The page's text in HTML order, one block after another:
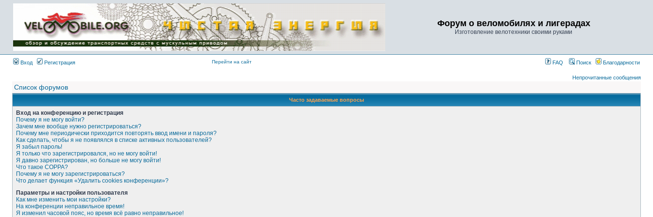
Имя пользователя:
Пароль:
{ LOG_ME_IN_SHORT
}
Форум о веломобилях и лигерадах
Изготовление велотехники своими руками
Вход Регистрация Перейти на сайт FAQ Поиск Благодарности
Непрочитанные сообщения
Список форумов
Часто задаваемые вопросы
Вход на конференцию и регистрация
Почему я не могу войти?
Зачем мне вообще нужно регистрироваться?
Почему мне периодически приходится повторять ввод имени и пароля?
Как сделать, чтобы я не появлялся в списке активных пользователей?
Я забыл пароль!
Я только что зарегистрировался, но не могу войти!
Я давно зарегистрирован, но больше не могу войти!
Что такое COPPA?
Почему я не могу зарегистрироваться?
Что делает функция «Удалить cookies конференции»?
Параметры и настройки пользователя
Как мне изменить мои настройки?
На конференции неправильное время!
Я изменил часовой пояс, но время всё равно неправильное!